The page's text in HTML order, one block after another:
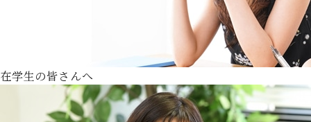
在学生の皆さんへ